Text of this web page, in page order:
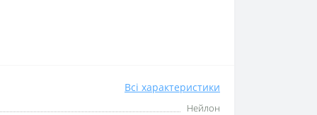
Всі характеристики
Нейлон